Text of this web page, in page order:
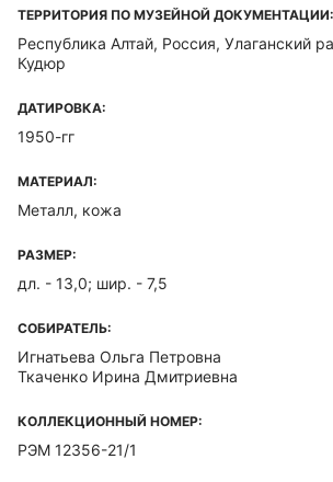
ТЕРРИТОРИЯ ПО МУЗЕЙНОЙ ДОКУМЕНТАЦИИ:
Республика Алтай, Россия, Улаганский
Кудюр
ДАТИРОВКА:
1950-гг
МАТЕРИАЛ:
Металл, кожа
РАЗМЕР:
дл. - 13,0; шир. - 7,5
СОБИРАТЕЛЬ:
Игнатьева Ольга Петровна
Ткаченко Ирина Дмитриевна
КОЛЛЕКЦИОННЫЙ НОМЕР:
РЭМ 12356-21/1